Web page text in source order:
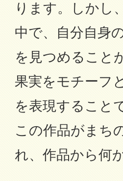
ります。しかし
中で、自分自身
を見つめること
果実をモチーフ
を表現すること
この作品がまち
れ、作品から何